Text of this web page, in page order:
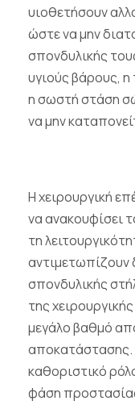
υιοθετήσουν
ώστε να μην
σπονδυλικής
υγιούς βάρους, η
η σωστή στάση
να μην
Η χειρουργική
να ανακουφίσει
τη
αντιμετωπίζουν
σπονδυλικής
της
μεγάλο βαθμό
αποκατάστασης.
καθοριστικό
φάση